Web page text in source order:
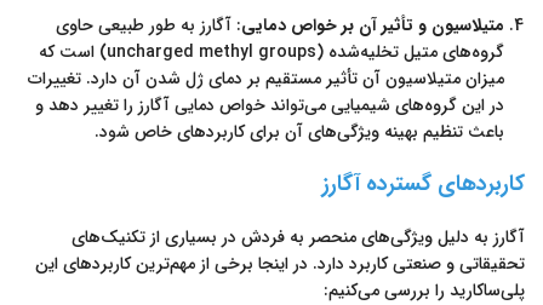
متیلاسیون و تأثیر آن بر خواص دمایی: آگارز به طور طبیعی حاوی
گروه‌های متیل تخلیه‌شده (uncharged methyl groups) است که
میزان متیلاسیون آن تأثیر مستقیم بر دمای ژل شدن آن دارد. تغییرات
در این گروه‌های شیمیایی می‌تواند خواص دمایی آگارز را تغییر دهد و
باعث تنظیم بهینه ویژگی‌های آن برای کاربردهای خاص شود.
کاربردهای گسترده آگارز
آگارز به دلیل ویژگی‌های منحصر به فردش در بسیاری از تکنیک‌های
تحقیقاتی و صنعتی کاربرد دارد. در اینجا برخی از مهم‌ترین کاربردهای این
پلی‌ساکارید را بررسی می‌کنیم: